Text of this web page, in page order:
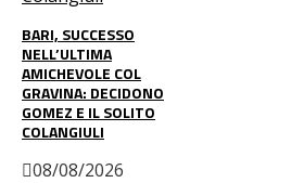
BARI, SUCCESSO
NELL’ULTIMA
AMICHEVOLE COL
GRAVINA: DECIDONO
GOMEZ E IL SOLITO
COLANGIULI
08/08/2026